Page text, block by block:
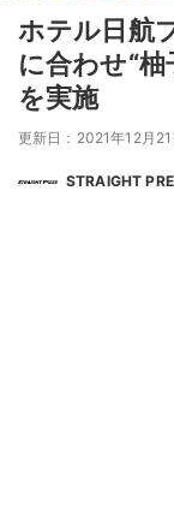
ホテル日航
に合わせ“
を実施
更新日：2021年12月21
STRAIGHT